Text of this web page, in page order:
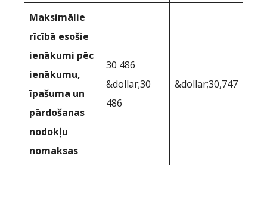
Maksimālie
rīcībā esošie
ienākumi pēc
ienākumu,
īpašuma un
pārdošanas
nodokļu
nomaksas
30 486
&dollar;30
486
&dollar;30,747